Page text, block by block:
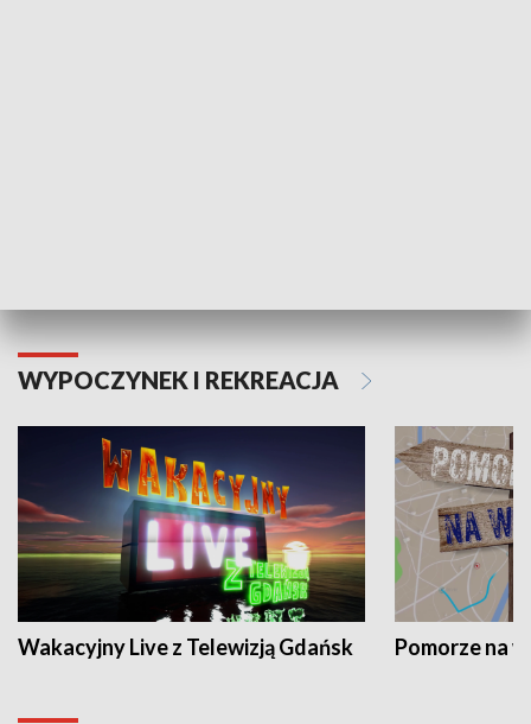
WYPOCZYNEK I REKREACJA
Wakacyjny Live z Telewizją Gdańsk Pomorze na